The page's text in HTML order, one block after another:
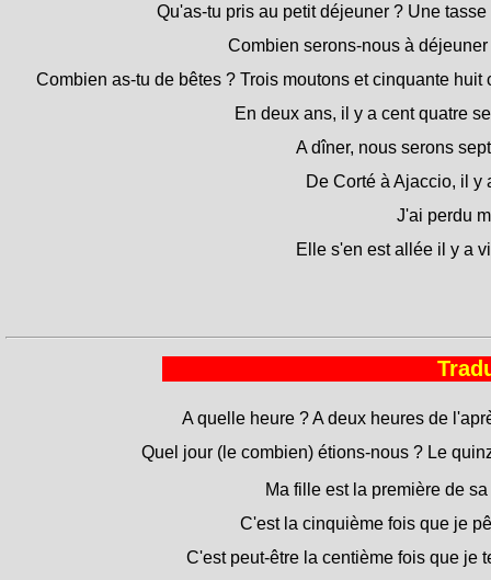
Qu'as-tu pris au petit déjeuner ? Une tasse
Combien serons-nous à déjeuner
Combien as-tu de bêtes ? Trois moutons et cinquante huit
En deux ans, il y a cent quatre
A dîner, nous serons
De Corté à Ajaccio, il y
J'ai perdu
Elle s'en est allée il y a
A quelle heure ? A deux heures de
Quel jour (le combien) étions-nous ? Le
Ma fille est la première de
C'est la cinquième fois que je
C'est peut-être la centième fois que je